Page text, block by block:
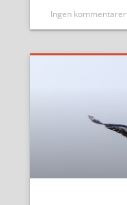
Ingen kommentarer